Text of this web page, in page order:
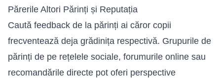
Părerile Altori Părinți și Reputația
Caută feedback de la părinți ai căror copii
frecventează deja grădinița respectivă. Grupurile de
părinți de pe rețelele sociale, forumurile online sau
recomandările directe pot oferi perspective